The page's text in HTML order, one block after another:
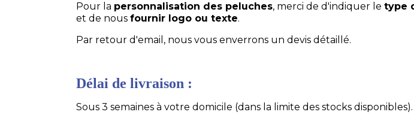
Pour la personnalisation des peluches, merci de d'indiquer le type
et de nous fournir logo ou texte.
Par retour d'email, nous vous enverrons un devis détaillé.
Délai de livraison :
Sous 3 semaines à votre domicile (dans la limite des stocks disponibles).